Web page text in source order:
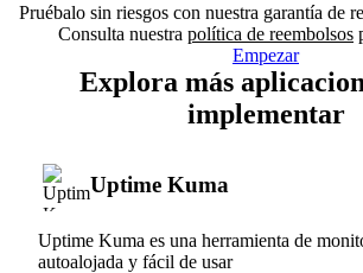
Pruébalo sin riesgos con nuestra garantía de
Consulta nuestra política de reembolsos
Empezar
Explora más
implementar
Uptime Kuma
Uptime Kuma es una herramienta de
autoalojada y fácil de usar